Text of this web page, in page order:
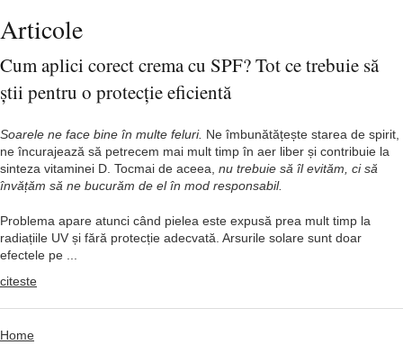
Articole
Cum aplici corect crema cu SPF? Tot ce trebuie să
știi pentru o protecție eficientă
Soarele ne face bine în multe feluri. Ne îmbunătățește starea de spirit,
ne încurajează să petrecem mai mult timp în aer liber și contribuie la
sinteza vitaminei D. Tocmai de aceea, nu trebuie să îl evităm, ci să
învățăm să ne bucurăm de el în mod responsabil.
Problema apare atunci când pielea este expusă prea mult timp la
radiațiile UV și fără protecție adecvată. Arsurile solare sunt doar
efectele pe ...
citeste
Home